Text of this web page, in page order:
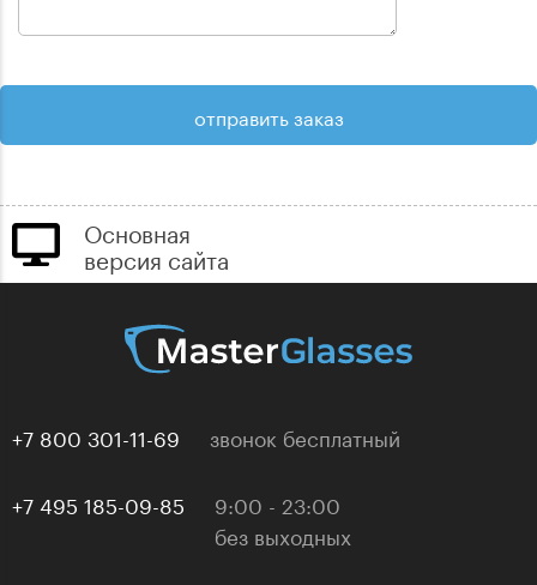
Основная
версия сайта
+7 800 301-11-69 звонок бесплатный
+7 495 185-09-85
9:00 - 23:00
без выходных